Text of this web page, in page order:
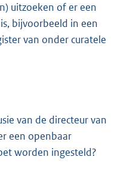
uitzoeken of er een
bijvoorbeeld in een
van onder curatele
van de directeur van
een openbaar
worden ingesteld?